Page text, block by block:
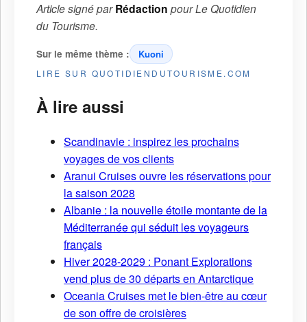
Article signé parRédaction pourLe Quotidien
du Tourisme.
Sur le même thème : Kuoni
LIRE SUR QUOTIDIENDUTOURISME.COM
À lire aussi
Scandinavie : inspirez les prochains
voyages de vos clients
Aranui Cruises ouvre les réservations pour
la saison 2028
Albanie : la nouvelle étoile montante de la
Méditerranée qui séduit les voyageurs
français
Hiver 2028-2029 : Ponant Explorations
vend plus de 30 départs en Antarctique
Oceania Cruises met le bien-être au cœur
de son offre de croisières